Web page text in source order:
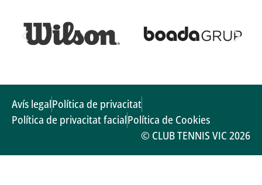
© CLUB TENNIS VIC 2026
Avís legalPolítica de privacitat
Política de privacitat facialPolítica de Cookies